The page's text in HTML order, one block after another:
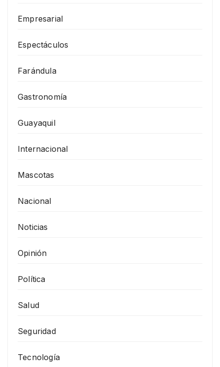
Empresarial
Espectáculos
Farándula
Gastronomía
Guayaquil
Internacional
Mascotas
Nacional
Noticias
Opinión
Política
Salud
Seguridad
Tecnología